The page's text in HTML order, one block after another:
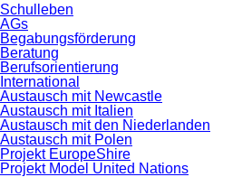
Schulleben
AGs
Begabungsförderung
Beratung
Berufsorientierung
International
Austausch mit Newcastle
Austausch mit Italien
Austausch mit den Niederlanden
Austausch mit Polen
Projekt EuropeShire
Projekt Model United Nations